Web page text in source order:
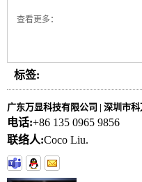
查看更多 ：
标签:
广东万显科技有限公司 | 深圳市
电话:+86 135 0965 9856
联络人:Coco Liu.